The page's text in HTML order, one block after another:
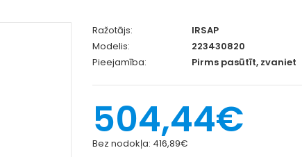
Ražotājs:
IRSAP
Modelis:
223430820
Pieejamība:
Pirms pasūtīt, zvaniet
504,44€
Bez nodokļa: 416,89€